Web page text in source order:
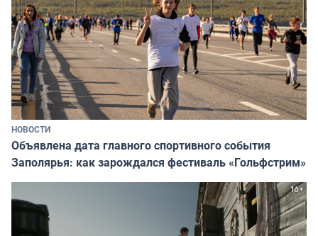
НОВОСТИ
Объявлена дата главного спортивного события
Заполярья: как зарождался фестиваль «Гольфстрим»